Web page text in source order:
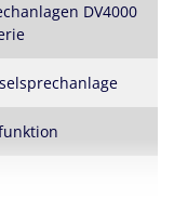
DV4000